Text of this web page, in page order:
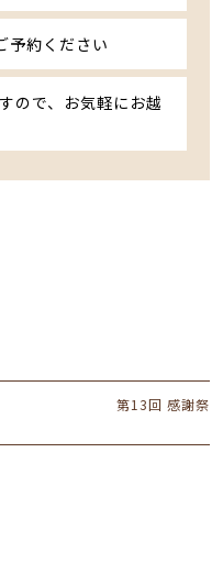
予約ください
ので、お気軽にお越
第13回 感謝祭